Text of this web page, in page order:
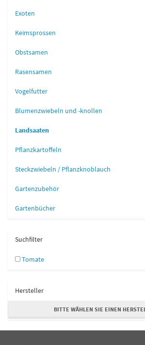
Exoten
Keimsprossen
Obstsamen
Rasensamen
Vogelfutter
Blumenzwiebeln und -knollen
Landsaaten
Pflanzkartoffeln
Steckzwiebeln / Pflanzknoblauch
Gartenzubehör
Gartenbücher
Suchfilter
Tomate
Hersteller
BITTE WÄHLEN SIE EINEN